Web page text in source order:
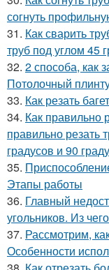
согнуть
31. Как сварить
труб под углом 45
32. 2 способа, как
Потолочный
33. Как резать
34. Как правильно
правильно резать
градусов и 90
35.
Этапы работы
36. Главный
угольников. Из
37. Рассмотрим,
Особенности